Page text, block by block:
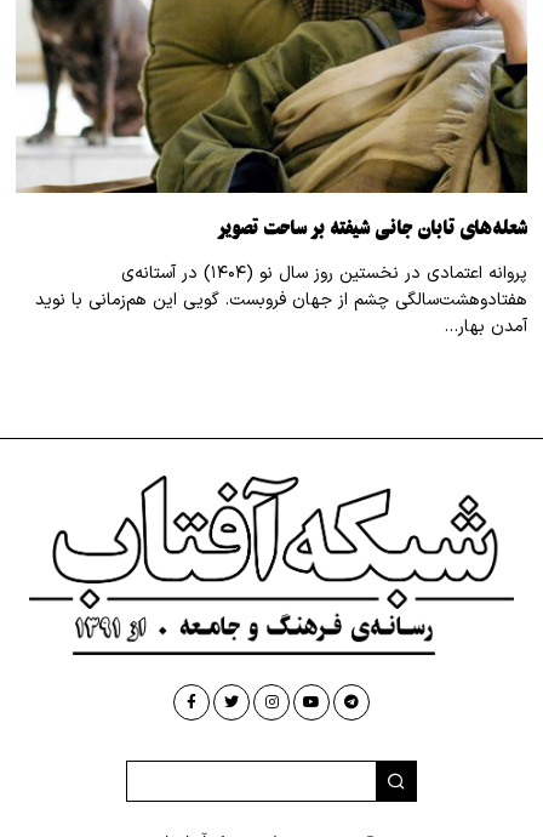
شعله‌های تابان جانی شیفته بر ساحت تصویر
پروانه اعتمادی در نخستین روز سال نو (۱۴۰۴) در آستانه‌ی
هفتادوهشت‌سالگی چشم از جهان فروبست. گویی این هم‌زمانی با نوید
آمدن بهار…